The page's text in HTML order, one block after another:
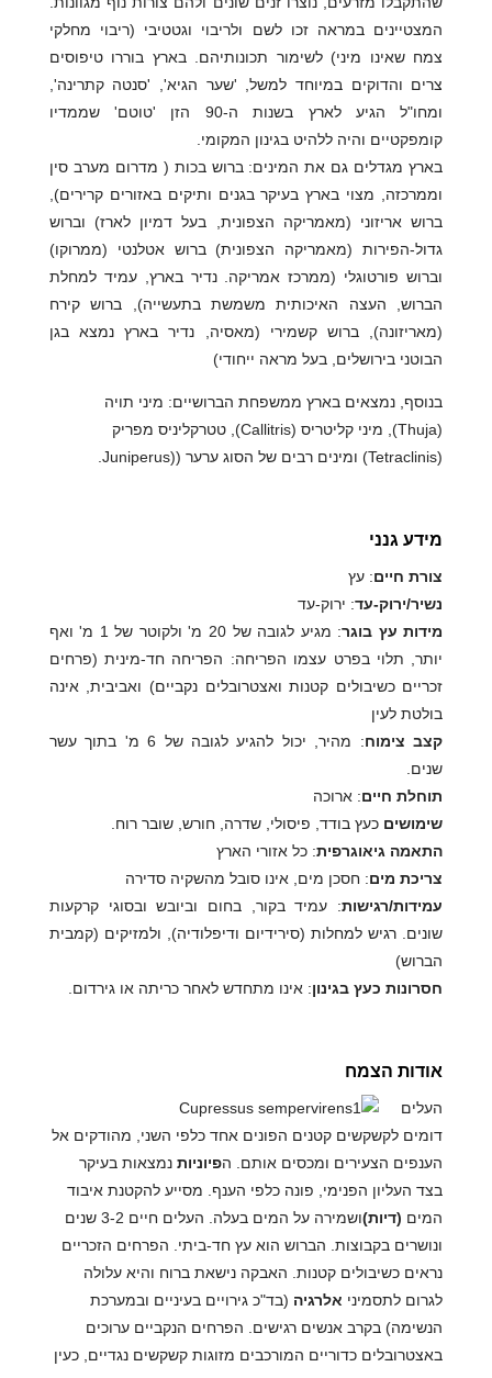
המצטיינים במראה זכו לשם ולריבוי וגטטיבי (ריבוי מחלקי
צמח שאינו מיני) לשימור תכונותיהם. בארץ בוררו טיפוסים
צרים והדוקים במיוחד למשל, 'שער הגיא', 'סנטה קתרינה',
ומחו"ל הגיע לארץ בשנות ה-90 הזן 'טוטם' שממדיו
קומפקטיים והיה ללהיט בגינון המקומי.
בארץ מגדלים גם את המינים: ברוש בכות ( מדרום מערב סין
וממרכזה, מצוי בארץ בעיקר בגנים ותיקים באזורים קרירים),
ברוש אריזוני (מאמריקה הצפונית, בעל דמיון לארז) וברוש
גדול-הפירות (מאמריקה הצפונית) ברוש אטלנטי (ממרוקו)
וברוש פורטוגלי (ממרכז אמריקה. נדיר בארץ, עמיד למחלת
הברוש, העצה האיכותית משמשת בתעשייה), ברוש קירח
(מאריזונה), ברוש קשמירי (מאסיה, נדיר בארץ נמצא בגן
הבוטני בירושלים, בעל מראה ייחודי)
בנוסף, נמצאים בארץ ממשפחת הברושיים: מיני תויה
(Thuja), מיני קליטריס (Callitris), טטרקליניס מפריק
(Tetraclinis) ומינים רבים של הסוג ערער ((Juniperus.
מידע גנני
צורת חיים: עץ
נשיר/ירוק-עד: ירוק-עד
מידות עץ בוגר
: מגיע לגובה של 20 מ' ולקוטר של 1 מ' ואף
יותר, תלוי בפרט עצמו הפריחה: הפריחה חד-מינית (פרחים
זכריים כשיבולים קטנות ואצטרובלים נקביים) ואביבית, אינה
בולטת לעין
קצב צימוח
: מהיר, יכול להגיע לגובה של 6 מ' בתוך עשר
שנים.
תוחלת חיים: ארוכה
שימושים כעץ בודד, פיסולי, שדרה, חורש, שובר רוח.
התאמה גיאוגרפית: כל אזורי הארץ
צריכת מים: חסכן מים, אינו סובל מהשקיה סדירה
עמידות/רגישות: עמיד בקור, בחום וביובש ובסוגי קרקעות
שונים. רגיש למחלות (סירידיום ודיפלודיה), ולמזיקים (קמבית
הברוש)
חסרונות כעץ בגינון: אינו מתחדש לאחר כריתה או גירדום.
אודות הצמח
העלים
דומים לקשקשים קטנים הפונים אחד כלפי השני, מהודקים אל
הענפים הצעירים ומכסים אותם. הפיוניותנמצאות בעיקר
בצד העליון הפנימי, פונה כלפי הענף. מסייע להקטנת איבוד
המים (דיות)
ושמירה על המים בעלה. העלים חיים 3-2 שנים
ונושרים בקבוצות. הברוש הוא עץ חד-ביתי. הפרחים הזכריים
נראים כשיבולים קטנות. האבקה נישאת ברוח והיא עלולה
לגרום לתסמיני אלרגיה (בד"כ גירויים בעיניים ובמערכת
הנשימה) בקרב אנשים רגישים. הפרחים הנקביים ערוכים
באצטרובלים כדוריים המורכבים מזוגות קשקשים נגדיים, כעין